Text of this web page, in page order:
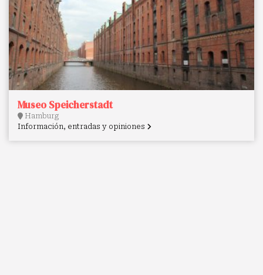
Museo Speicherstadt
Hamburg
Información, entradas y opiniones